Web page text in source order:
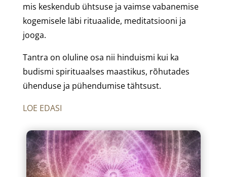
mis keskendub ühtsuse ja vaimse vabanemise
kogemisele läbi rituaalide, meditatsiooni ja
jooga.
Tantra on oluline osa nii hinduismi kui ka
budismi spirituaalses maastikus, rõhutades
ühenduse ja pühendumise tähtsust.
LOE EDASI